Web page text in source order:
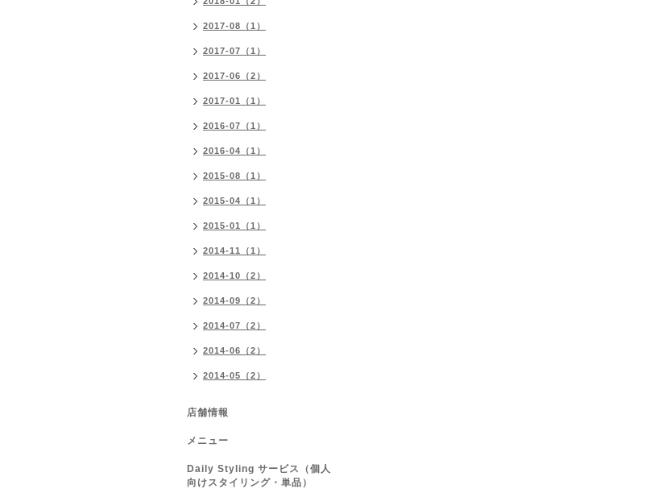
2017-08（1）
2017-07（1）
2017-06（2）
2017-01（1）
2016-07（1）
2016-04（1）
2015-08（1）
2015-04（1）
2015-01（1）
2014-11（1）
2014-10（2）
2014-09（2）
2014-07（2）
2014-06（2）
2014-05（2）
店舗情報
メニュー
Daily Styling サービス（個人
向けスタイリング・単品）